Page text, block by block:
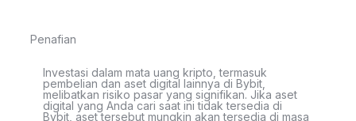
Penafian
Investasi dalam mata uang kripto, termasuk
pembelian dan aset digital lainnya di Bybit,
melibatkan risiko pasar yang signifikan. Jika aset
digital yang Anda cari saat ini tidak tersedia di
Bybit, aset tersebut mungkin akan tersedia di masa